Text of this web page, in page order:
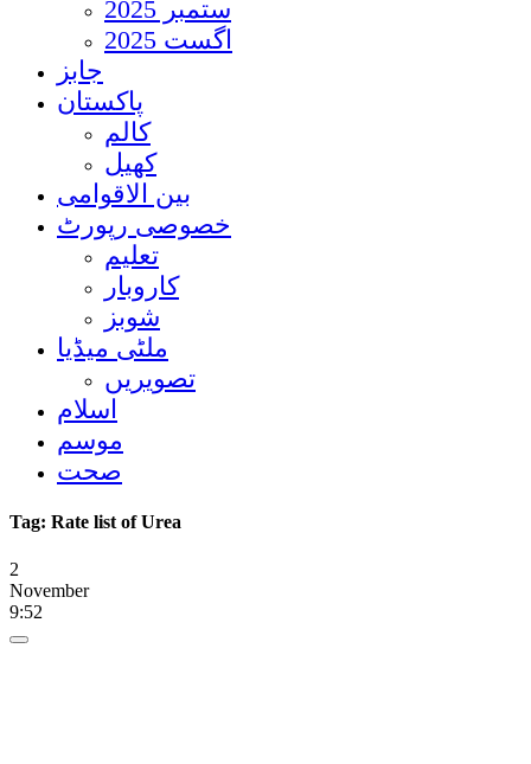
ستمبر 2025
اگست 2025
جابز
پاکستان
کالم
کھیل
بین الاقوامی
خصوصی رپورٹ
تعلیم
کاروبار
شوبز
ملٹی میڈیا
تصویریں
اسلام
موسم
صحت
Tag: Rate list of Urea
2
November
9:52